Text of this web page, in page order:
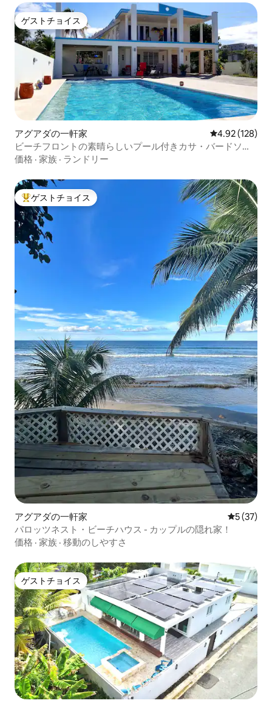
ゲストチョイス
ゲストチョイス
アグアダの一軒家 レビュー128
4.92 (128)
ビーチフロントの素晴らしいプール付きカサ・バードソン
グ・アグアダ
価格 · 家族 · ランドリー
大好評のゲストチョイスです。
ゲストチョイス
アグアダの一軒家 レビュー
5 (37)
パロッツネスト・ビーチハウス - カップルの隠れ家！
価格 · 家族 · 移動のしやすさ
ゲストチョイス
ゲストチョイス